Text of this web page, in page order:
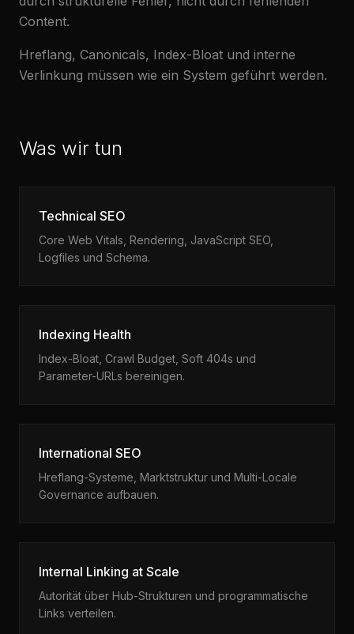
Content.
Hreflang, Canonicals, Index-Bloat und interne
Verlinkung müssen wie ein System geführt werden.
Was wir tun
Technical SEO
Core Web Vitals, Rendering, JavaScript SEO,
Logfiles und Schema.
Indexing Health
Index-Bloat, Crawl Budget, Soft 404s und
Parameter-URLs bereinigen.
International SEO
Hreflang-Systeme, Marktstruktur und Multi-Locale
Governance aufbauen.
Internal Linking at Scale
Autorität über Hub-Strukturen und programmatische
Links verteilen.